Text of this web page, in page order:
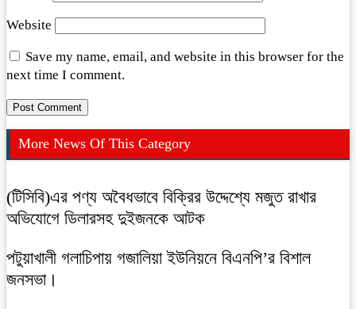
Website
Save my name, email, and website in this browser for the
next time I comment.
More News Of This Category
(টিসিবি)এর পণ্য অবৈধভাবে বিক্রির উদ্দেশ্যে মজুত রাখার
অভিযোগে ডিলারসহ দুইজনকে আটক
‎পটুয়াখালী গলাচিপায় গজালিয়া ইউনিয়নে বিএনপি’র বিশাল
জনসভা।